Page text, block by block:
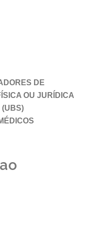
DE
OU JURÍDICA
(UBS)